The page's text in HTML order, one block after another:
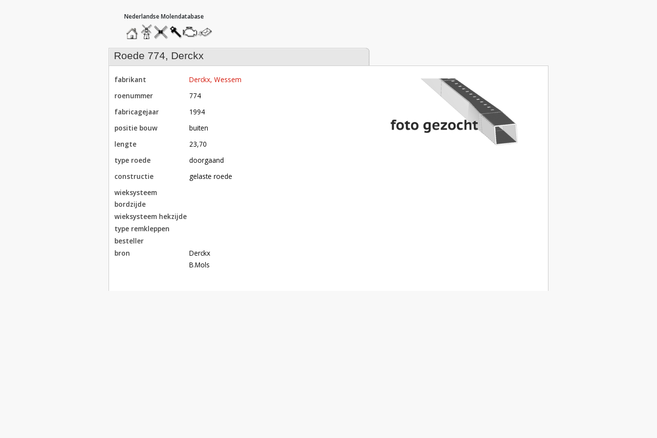
hoofdmenu
homemolendatabase
roedendatabase
assendatabase
motorendatabase
stuur
een
bericht
roede 774, Derckx
fabrikant
Derckx, Wessem
roenummer
774
fabricagejaar
1994
positie bouw
buiten
lengte
23,70
type roede
doorgaand
constructie
gelaste roede
wieksysteem
bordzijde
wieksysteem hekzijde
type remkleppen
besteller
bron
Derckx
B.Mols